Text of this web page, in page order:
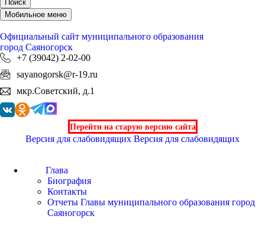
Поиск
Мобильное меню
Официальный сайт муниципального образования
город Саяногорск
+7 (39042) 2-02-00
sayanogorsk@r-19.ru
мкр.Советский, д.1
Перейти на старую версию сайта
Версия для слабовидящих Версия для слабовидящих
Глава
Биография
Контакты
Отчеты Главы муниципального образования город
Саяногорск